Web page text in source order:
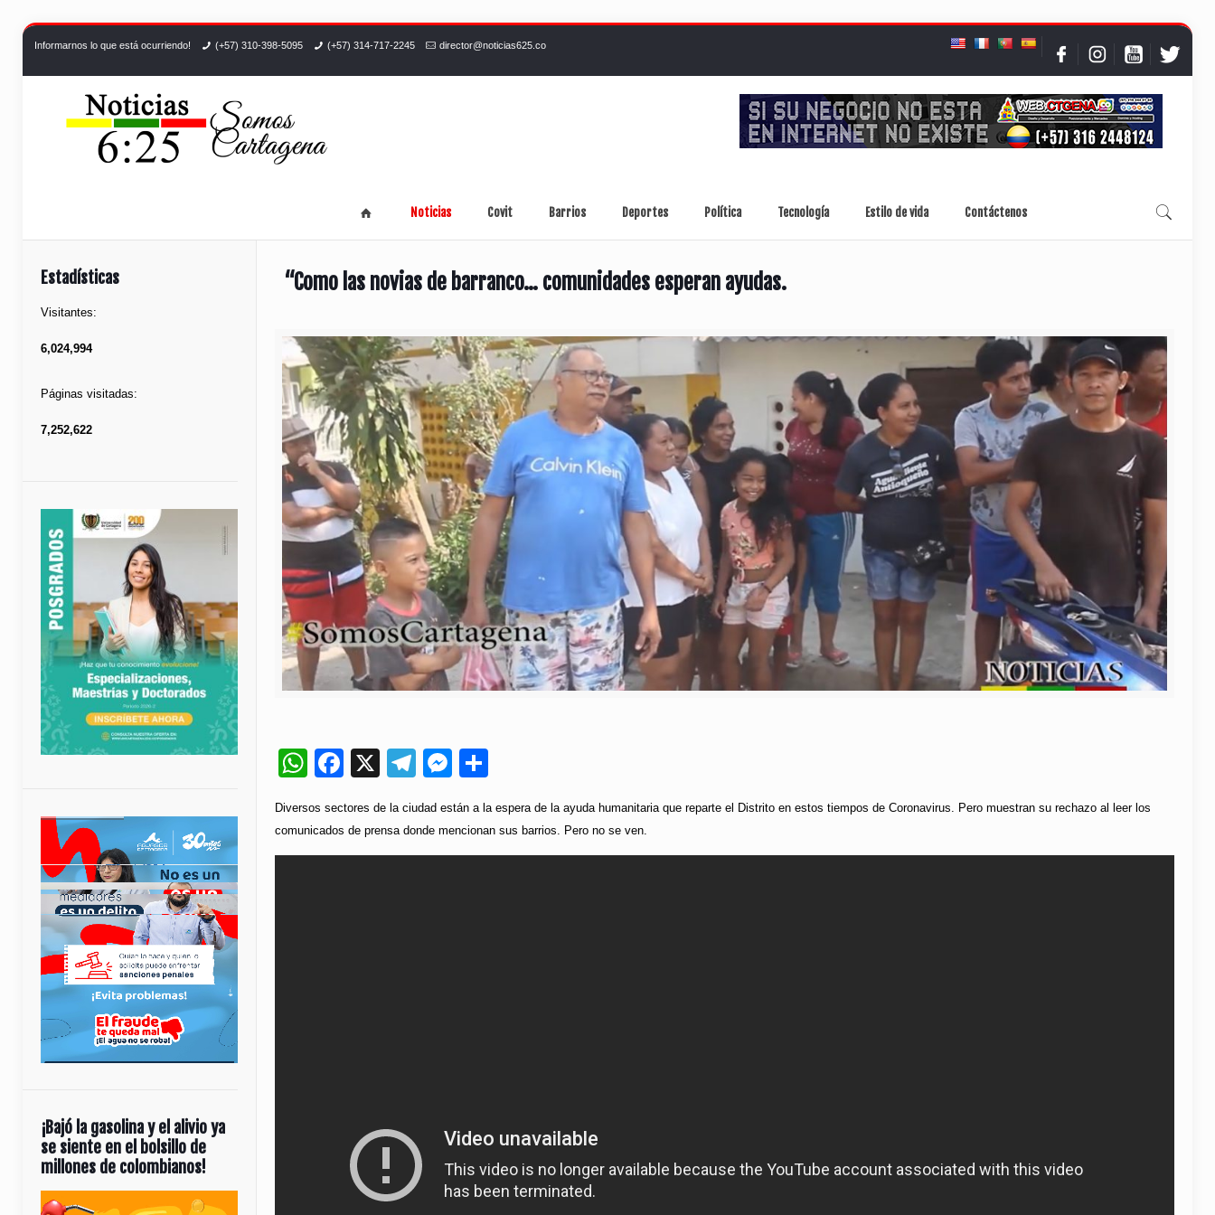
Informarnos lo que está ocurriendo! (+57) 310-398-5095 (+57) 314-717-2245 director@noticias625.co
Noticias Covit Barrios Deportes Política Tecnología Estilo de vida Contáctenos
“Como las novias de barranco… comunidades esperan ayudas.
WhatsApp
Facebook
X Telegram
Messenger
Diversos sectores de la ciudad están a la espera de la ayuda humanitaria que reparte el Distrito en estos tiempos de Coronavirus. Pero muestran su rechazo al leer los
comunicados de prensa donde mencionan sus barrios. Pero no se ven.
Estadísticas
Visitantes:
6,024,994
Páginas visitadas:
7,252,622
¡Bajó la gasolina y el alivio ya
se siente en el bolsillo de
millones de colombianos!
Reproductor